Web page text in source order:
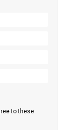
to these